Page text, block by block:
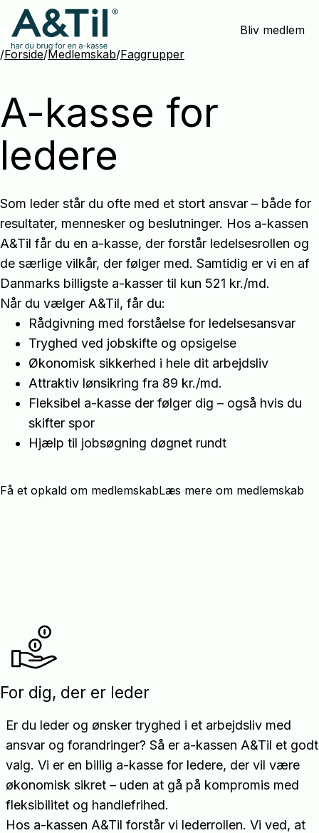
Spring
menu
over
til
indhold
Bliv medlem
/Forside/Medlemskab/Faggrupper
A-kasse for
ledere
Som leder står du ofte med et stort ansvar – både for
resultater, mennesker og beslutninger. Hos a-kassen
A&Til får du en a-kasse, der forstår ledelsesrollen og
de særlige vilkår, der følger med. Samtidig er vi en af
Danmarks billigste a-kasser til kun 521 kr./md.
Når du vælger A&Til, får du:
Rådgivning med forståelse for ledelsesansvar
Tryghed ved jobskifte og opsigelse
Økonomisk sikkerhed i hele dit arbejdsliv
Attraktiv lønsikring fra 89 kr./md.
Fleksibel a-kasse der følger dig – også hvis du
skifter spor
Hjælp til jobsøgning døgnet rundt
Få et opkald om medlemskabLæs mere om medlemskab
For dig, der er leder
Er du leder og ønsker tryghed i et arbejdsliv med
ansvar og forandringer? Så er a-kassen A&Til et godt
valg. Vi er en billig a-kasse for ledere, der vil være
økonomisk sikret – uden at gå på kompromis med
fleksibilitet og handlefrihed.
Hos a-kassen A&Til forstår vi lederrollen. Vi ved, at